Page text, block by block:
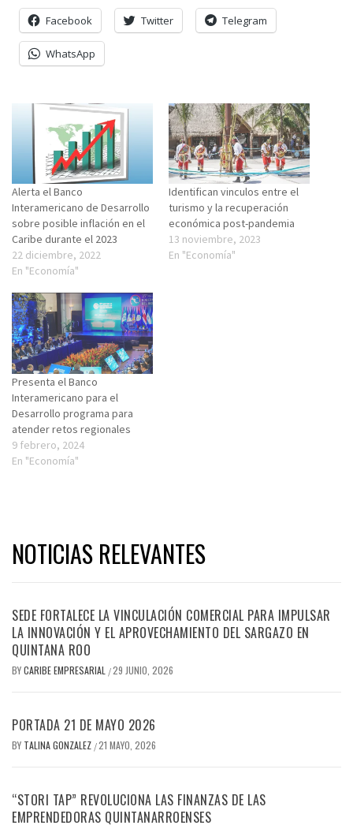
Facebook Twitter Telegram
WhatsApp
Alerta el Banco
Interamericano de Desarrollo
sobre posible inflación en el
Caribe durante el 2023
22 diciembre, 2022
En "Economía"
Identifican vinculos entre el
turismo y la recuperación
económica post-pandemia
13 noviembre, 2023
En "Economía"
Presenta el Banco
Interamericano para el
Desarrollo programa para
atender retos regionales
9 febrero, 2024
En "Economía"
NOTICIAS RELEVANTES
SEDE FORTALECE LA VINCULACIÓN COMERCIAL PARA IMPULSAR
LA INNOVACIÓN Y EL APROVECHAMIENTO DEL SARGAZO EN
QUINTANA ROO
BYCARIBE EMPRESARIAL /29 JUNIO, 2026
PORTADA 21 DE MAYO 2026
BY TALINA GONZALEZ /21 MAYO, 2026
“STORI TAP” REVOLUCIONA LAS FINANZAS DE LAS
EMPRENDEDORAS QUINTANARROENSES